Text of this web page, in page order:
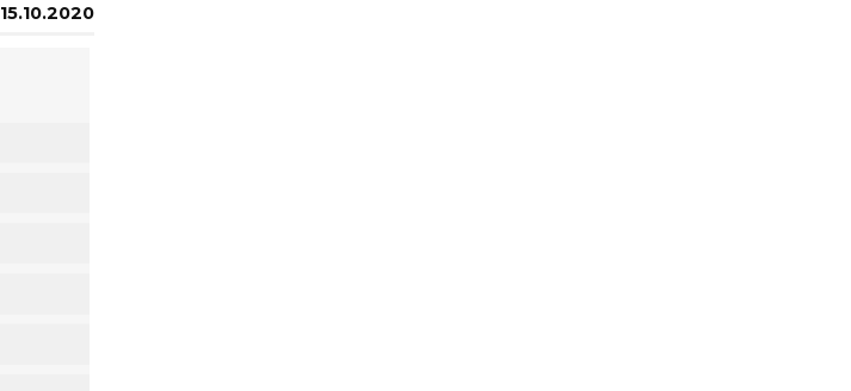
15.10.2020